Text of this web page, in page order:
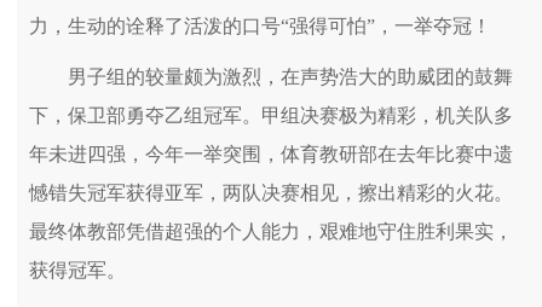
力，生动的诠释了活泼的口号“强得可怕”，一举夺冠！
男子组的较量颇为激烈，在声势浩大的助威团的鼓舞
下，保卫部勇夺乙组冠军。甲组决赛极为精彩，机关队多
年未进四强，今年一举突围，体育教研部在去年比赛中遗
憾错失冠军获得亚军，两队决赛相见，擦出精彩的火花。
最终体教部凭借超强的个人能力，艰难地守住胜利果实，
获得冠军。